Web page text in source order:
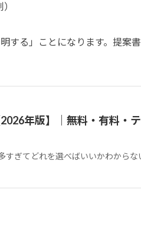
する」ことになります。提案
年版】｜無料・有料・
すぎてどれを選べばいいかわから